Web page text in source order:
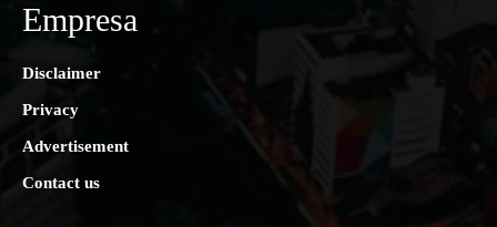
Empresa
Disclaimer
Privacy
Advertisement
Contact us